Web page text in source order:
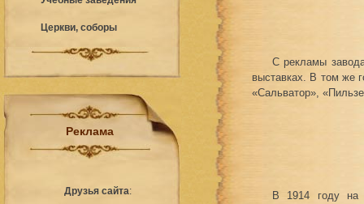
Церкви, соборы
Реклама
Друзья сайта:
С рекламы
выставках. В том же
«Сальватор»,
В 1914 году на